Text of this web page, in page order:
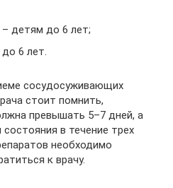
– детям до 6 лет;
6 лет.
сосудосуживающих
стоит помнить,
превышать 5–7 дней, а
в течение трех
необходимо
к врачу.